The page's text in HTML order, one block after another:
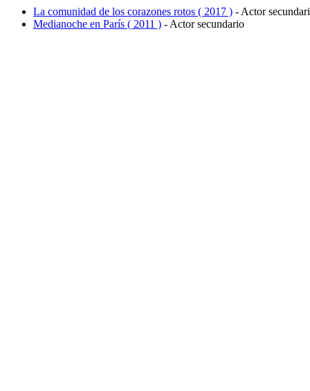
La comunidad de los corazones rotos ( 2017 ) - Actor
Medianoche en París ( 2011 ) - Actor secundario